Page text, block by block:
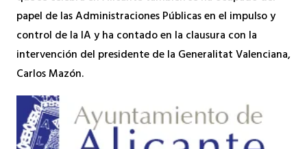
papel de las Administraciones Públicas en el impulso y
control de la IA y ha contado en la clausura con la
intervención del presidente de la Generalitat Valenciana,
Carlos Mazón.